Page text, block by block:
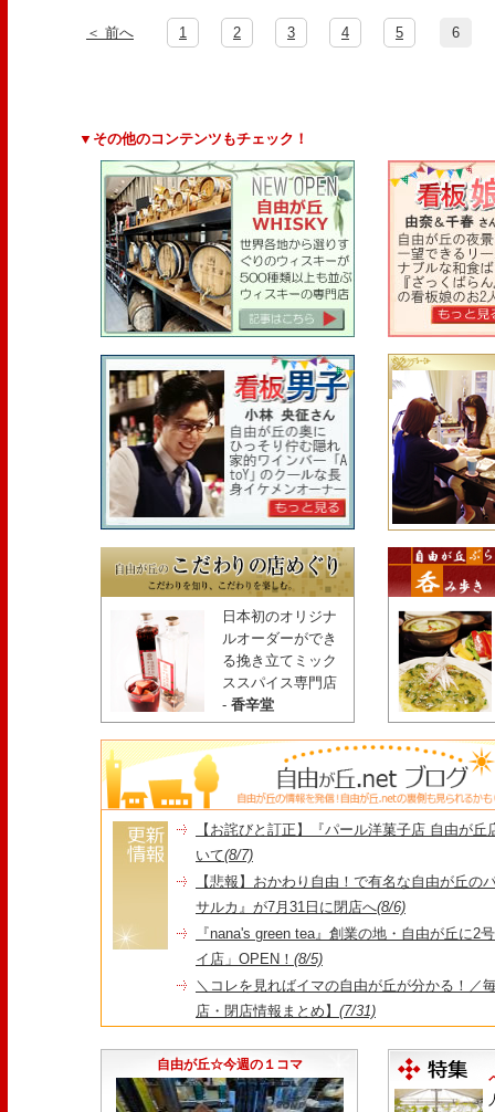
＜ 前へ 1 2 3 4 5 6
▼その他のコンテンツもチェック！
日本初のオリジナ
ルオーダーができ
る挽き立てミック
ススパイス専門店
- 香辛堂
【お詫びと訂正】『パール洋菓子店 自由が
いて(8/7)
【悲報】おかわり自由！で有名な自由が丘の
サルカ』が7月31日に閉店へ(8/6)
『nana's green tea』創業の地・自由が丘に2
イ店」OPEN！ (8/5)
＼コレを見ればイマの自由が丘が分かる！／
店・閉店情報まとめ】 (7/31)
永久パス配布も！
自由が丘☆今週の１コマ